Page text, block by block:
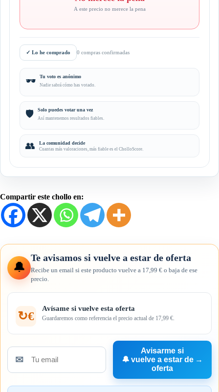
A este precio no merece la pena
✓ Lo he comprado 0 compras confirmadas
🕶️ Tu voto es anónimo
Nadie sabrá cómo has votado.
🛡️ Solo puedes votar una vez
Así mantenemos resultados fiables.
👥 La comunidad decide
Cuantas más valoraciones, más fiable es el CholloScore.
Compartir este chollo en:
🔔
Te avisamos si vuelve a estar de oferta
Recibe un email si este producto vuelve a 17,99 € o baja de ese
precio.
↻€
Avísame si vuelve esta oferta
Guardaremos como referencia el precio actual de 17,99 €.
Tu
email
✉ 🔔
Avisarme si
vuelve a estar de
oferta
→